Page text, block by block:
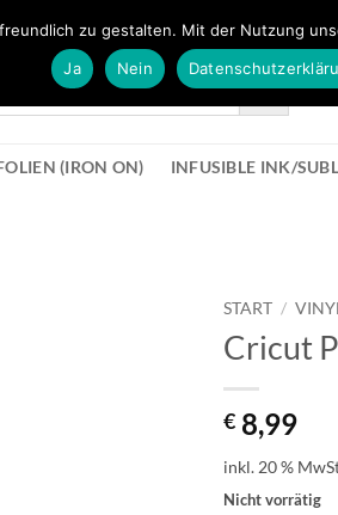
(IRON ON) INFUSIBLE INK/
START /
Cricut
€ 8,99
inkl. 20 %
Nicht vorrätig
zu gestalten. Mit der Nutzung
Ja
Nein